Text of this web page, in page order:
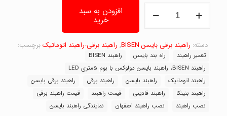
بایسن
بوم
5متری
LED
عدد
افزودن به سبد
خرید
دسته: راهبند برقی بایسن BISEN , راهبند برقی-راهبند اتوماتیکبرچسب:
تعمیر راهبند راه بند بایسن
راهبند BISEN
راهبند BISEN، راهبند بایسن دولوکس با بوم 5متری LED
راهبند اتوماتیک
راهبند بایسن راهبند برقی
راهبند برقی بایسن
راهبند بنینکا
راهبند فادینی قیمت راهبند
قیمت راهبند برقی
نصب راهبند
نصب راهبند اصفهان نمایندگی راهبند بایسن